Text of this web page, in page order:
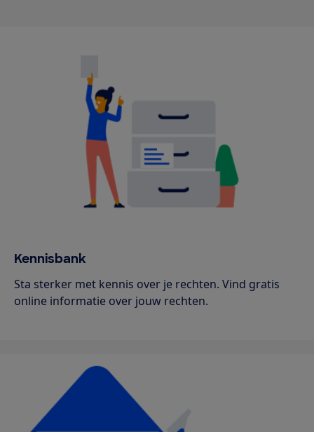
Kennisbank
Sta sterker met kennis over je rechten. Vind gratis
online informatie over jouw rechten.